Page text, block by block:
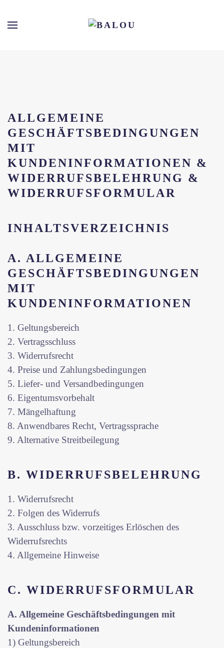
ALLGEMEINE
GESCHÄFTSBEDINGUNGEN
MIT
KUNDENINFORMATIONEN &
WIDERRUFSBELEHRUNG &
WIDERRUFSFORMULAR
INHALTSVERZEICHNIS
A. ALLGEMEINE
GESCHÄFTSBEDINGUNGEN
MIT
KUNDENINFORMATIONEN
1. Geltungsbereich
2. Vertragsschluss
3. Widerrufsrecht
4. Preise und Zahlungsbedingungen
5. Liefer- und Versandbedingungen
6. Eigentumsvorbehalt
7. Mängelhaftung
8. Anwendbares Recht, Vertragssprache
9. Alternative Streitbeilegung
B. WIDERRUFSBELEHRUNG
1. Widerrufsrecht
2. Folgen des Widerrufs
3. Ausschluss bzw. vorzeitiges Erlöschen des
Widerrufsrechts
4. Allgemeine Hinweise
C. WIDERRUFSFORMULAR
A. Allgemeine Geschäftsbedingungen mit
Kundeninformationen
1) Geltungsbereich